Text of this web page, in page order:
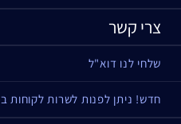
צרי קשר
שלחי לנו דוא"ל
חדש! ניתן לפנות לשרות לקוחות בWhatsApp